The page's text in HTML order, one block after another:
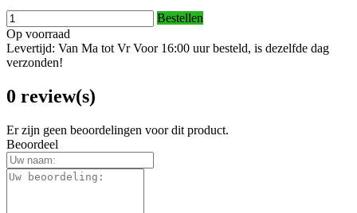
Bestellen
Op voorraad
Levertijd: Van Ma tot Vr Voor 16:00 uur besteld, is dezelfde dag
verzonden!
0 review(s)
Er zijn geen beoordelingen voor dit product.
Beoordeel